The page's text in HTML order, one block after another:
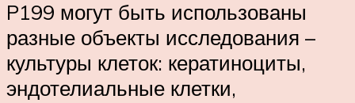
P199 могут быть использованы
разные объекты исследования –
культуры клеток: кератиноциты,
эндотелиальные клетки,